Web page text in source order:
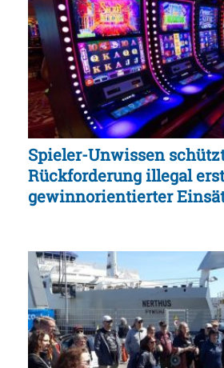
Spieler-Unwissen
Rückforderung illegal
gewinnorientierter